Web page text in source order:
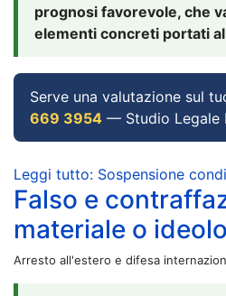
prognosi favorevole, che
elementi concreti portati
Serve una valutazione sul
669 3954 — Studio Legale
Leggi tutto: Sospensione
Falso e
materiale o
Arresto all'estero e difesa